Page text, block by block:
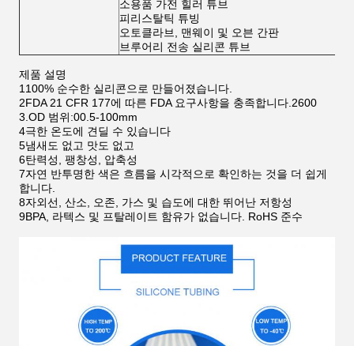
소용품 가전 힐러 튜브
피리스탈틱 튜빙
오토클라브, 맨웨이 및 오븐 간판
브루어리 전송 실리콘 튜브
제품 설명
1100% 순수한 실리콘으로 만들어졌습니다.
2FDA 21 CFR 177에 따른 FDA 요구사항을 충족합니다.2600
3.OD 범위:00.5-100mm
4극한 온도에 견딜 수 있습니다
5냄새도 없고 맛도 없고
6탄력성, 팽창성, 압축성
7자연 반투명한 색은 흐름을 시각적으로 확인하는 것을 더 쉽게
합니다.
8자외선, 산소, 오존, 가스 및 습도에 대한 뛰어난 저항성
9BPA, 라텍스 및 프탈레이트 함유가 없습니다. RoHS 준수